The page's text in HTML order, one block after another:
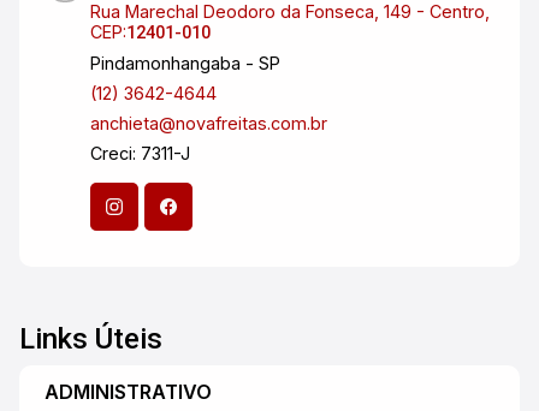
Rua Marechal Deodoro da Fonseca, 149 - Centro,
CEP:12401-010
Pindamonhangaba - SP
(12) 3642-4644
anchieta@novafreitas.com.br
Creci: 7311-J
Links Úteis
ADMINISTRATIVO